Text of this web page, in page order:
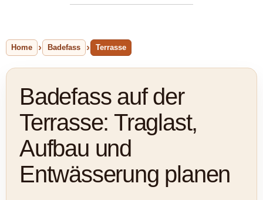
Home Badefass Terrasse
Badefass auf der
Terrasse: Traglast,
Aufbau und
Entwässerung planen